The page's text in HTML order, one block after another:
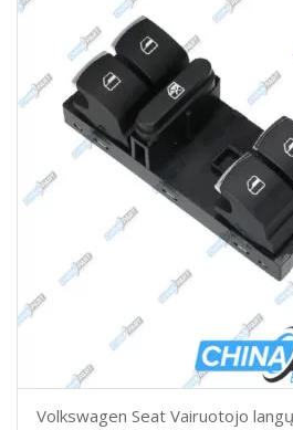
Volkswagen Seat Vairuotojo